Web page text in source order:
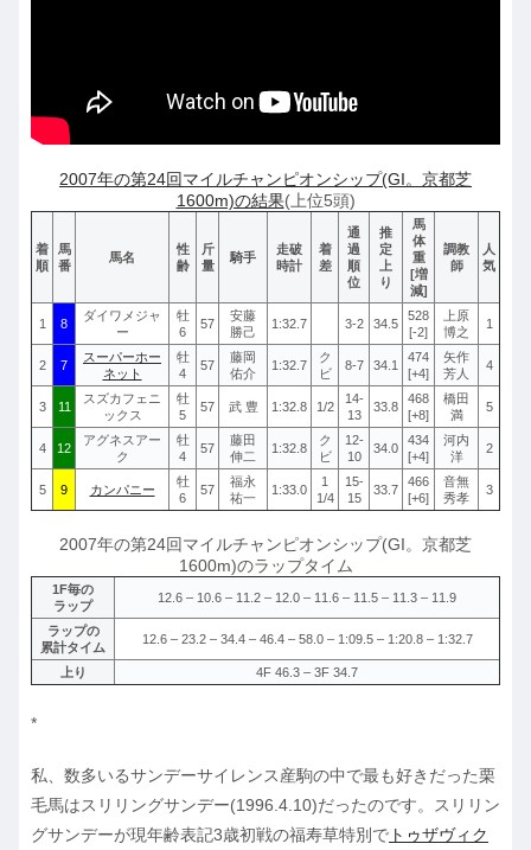
2007年の第24回マイルチャンピオンシップ(GI。京都芝
1600m)の結果(上位5頭)
着
順
馬
番
馬名
性
齢
斤
量
騎手
走破
時計
着
差
通
過
順
位
推
定
上
り
馬
体
重
[増
減]
調教
師
人
気
1 8
ダイワメジャ
ー
牡
6
57
安藤
勝己
1:32.7 3-2 34.5
528
[-2]
上原
博之
1
2 7
スーパーホー
ネット
牡
4
57
藤岡
佑介
1:32.7
ク
ビ
8-7 34.1
474
[+4]
矢作
芳人
4
3 11
スズカフェニ
ックス
牡
5
57 武 豊 1:32.8 1/2
14-
13
33.8
468
[+8]
橋田
満
5
4 12
アグネスアー
ク
牡
4
57
藤田
伸二
1:32.8
ク
ビ
12-
10
34.0
434
[+4]
河内
洋
2
5 9 カンパニー
牡
6
57
福永
祐一
1:33.0
1
1/4
15-
15
33.7
466
[+6]
音無
秀孝
3
2007年の第24回マイルチャンピオンシップ(GI。京都芝
1600m)のラップタイム
1F毎の
ラップ
12.6 – 10.6 – 11.2 – 12.0 – 11.6 – 11.5 – 11.3 – 11.9
ラップの
累計タイム
12.6 – 23.2 – 34.4 – 46.4 – 58.0 – 1:09.5 – 1:20.8 – 1:32.7
上り 4F 46.3 – 3F 34.7
*
私、数多いるサンデーサイレンス産駒の中で最も好きだった栗
毛馬はスリリングサンデー(1996.4.10)だったのです。スリリン
グサンデーが現年齢表記3歳初戦の福寿草特別で トゥザヴィク